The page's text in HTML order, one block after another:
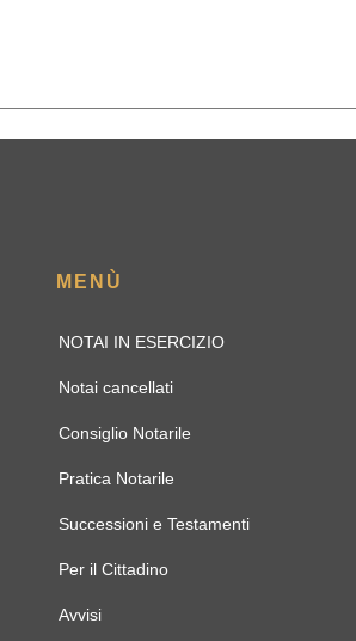
MENÙ
NOTAI IN ESERCIZIO
Notai cancellati
Consiglio Notarile
Pratica Notarile
Successioni e Testamenti
Per il Cittadino
Avvisi